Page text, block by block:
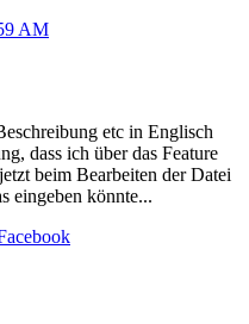
AM
etc in Englisch
dass ich über das Feature
beim Bearbeiten der Datei
eingeben könnte...